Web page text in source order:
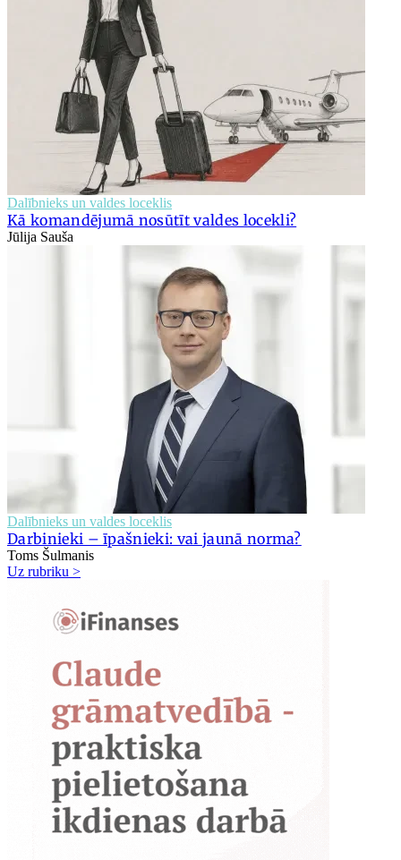
Dalībnieks un valdes loceklis
Kā komandējumā nosūtīt valdes locekli?
Jūlija Sauša
Dalībnieks un valdes loceklis
Darbinieki – īpašnieki: vai jaunā norma?
Toms Šulmanis
Uz rubriku >